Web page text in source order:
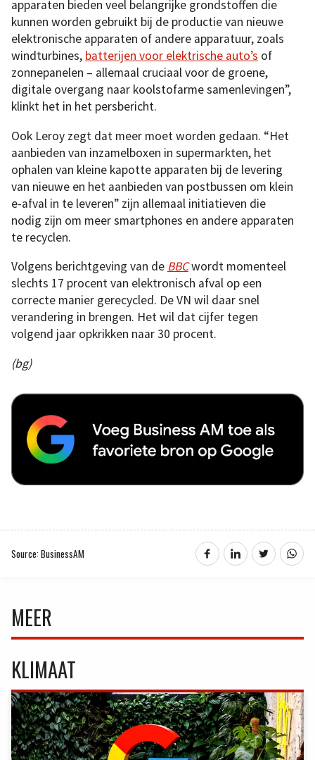
apparaten bieden veel belangrijke grondstoffen die
kunnen worden gebruikt bij de productie van nieuwe
elektronische apparaten of andere apparatuur, zoals
windturbines, batterijen voor elektrische auto’s of
zonnepanelen – allemaal cruciaal voor de groene,
digitale overgang naar koolstofarme samenlevingen”,
klinkt het in het persbericht.
Ook Leroy zegt dat meer moet worden gedaan. “Het
aanbieden van inzamelboxen in supermarkten, het
ophalen van kleine kapotte apparaten bij de levering
van nieuwe en het aanbieden van postbussen om klein
e-afval in te leveren” zijn allemaal initiatieven die
nodig zijn om meer smartphones en andere apparaten
te recyclen.
Volgens berichtgeving van de BBCwordt momenteel
slechts 17 procent van elektronisch afval op een
correcte manier gerecycled. De VN wil daar snel
verandering in brengen. Het wil dat cijfer tegen
volgend jaar opkrikken naar 30 procent.
(bg)
Source: BusinessAM
MEER
KLIMAAT